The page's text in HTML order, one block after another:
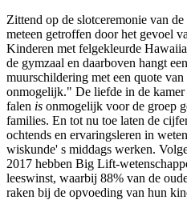
Zittend op de slotceremonie van
meteen getroffen door het gevoel
Kinderen met felgekleurde
de gymzaal en daarboven hangt
muurschildering met een quote
onmogelijk." De liefde in de kamer
falen is onmogelijk voor de groep
families. En tot nu toe laten de
ochtends en ervaringsleren in
wiskunde' s middags werken.
2017 hebben Big Lift-
leeswinst, waarbij 88% van de
raken bij de opvoeding van hun